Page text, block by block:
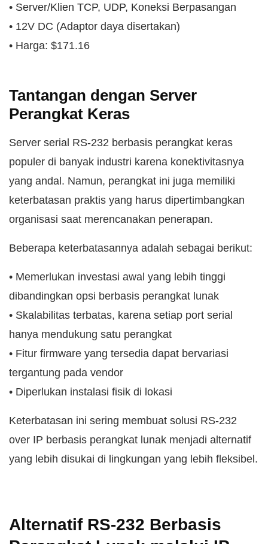
• Server/Klien TCP, UDP, Koneksi Berpasangan
• 12V DC (Adaptor daya disertakan)
• Harga: $171.16
Tantangan dengan Server
Perangkat Keras
Server serial RS-232 berbasis perangkat keras
populer di banyak industri karena konektivitasnya
yang andal. Namun, perangkat ini juga memiliki
keterbatasan praktis yang harus dipertimbangkan
organisasi saat merencanakan penerapan.
Beberapa keterbatasannya adalah sebagai berikut:
• Memerlukan investasi awal yang lebih tinggi
dibandingkan opsi berbasis perangkat lunak
• Skalabilitas terbatas, karena setiap port serial
hanya mendukung satu perangkat
• Fitur firmware yang tersedia dapat bervariasi
tergantung pada vendor
• Diperlukan instalasi fisik di lokasi
Keterbatasan ini sering membuat solusi RS-232
over IP berbasis perangkat lunak menjadi alternatif
yang lebih disukai di lingkungan yang lebih fleksibel.
Alternatif RS-232 Berbasis